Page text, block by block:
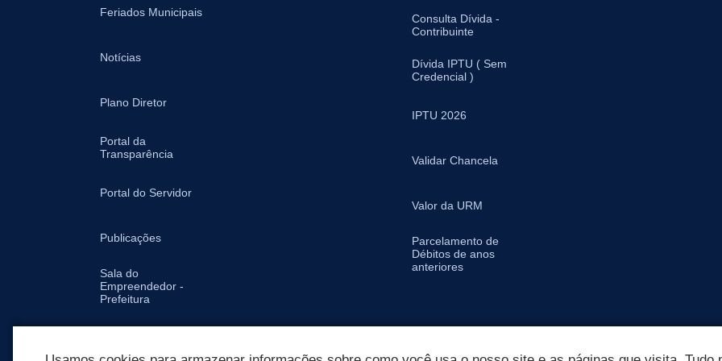
Feriados Municipais
Notícias
Plano Diretor
Portal da
Transparência
Portal do Servidor
Publicações
Sala do
Empreendedor -
Prefeitura
Consulta Dívida -
Contribuinte
Dívida IPTU ( Sem
Credencial )
IPTU 2026
Validar Chancela
Valor da URM
Parcelamento de
Débitos de anos
anteriores